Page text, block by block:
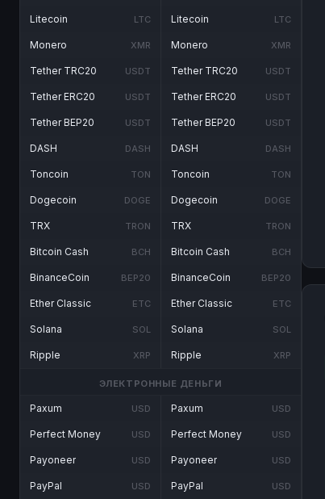
Litecoin LTC
Monero XMR
Tether TRC20 USDT
Tether ERC20 USDT
Tether BEP20 USDT
DASH DASH
Toncoin TON
Dogecoin DOGE
TRX TRON
Bitcoin Cash BCH
BinanceCoin BEP20
Ether Classic ETC
Solana SOL
Ripple XRP
Litecoin LTC
Monero XMR
Tether TRC20 USDT
Tether ERC20 USDT
Tether BEP20 USDT
DASH DASH
Toncoin TON
Dogecoin DOGE
TRX TRON
Bitcoin Cash BCH
BinanceCoin BEP20
Ether Classic ETC
Solana SOL
Ripple XRP
ЭЛЕКТРОННЫЕ ДЕНЬГИ
Paxum USD
Perfect Money USD
Payoneer USD
PayPal USD
Paxum USD
Perfect Money USD
Payoneer USD
PayPal USD